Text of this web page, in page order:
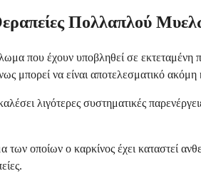
Πολλαπλού
που έχουν υποβληθεί σε εκτεταμένη
να είναι αποτελεσματικό ακόμη
λιγότερες συστηματικές
οποίων ο καρκίνος έχει καταστεί